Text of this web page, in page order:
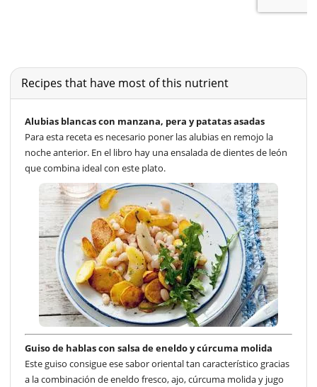
Recipes that have most of this nutrient
Alubias blancas con manzana, pera y patatas asadas
Para esta receta es necesario poner las alubias en remojo la
noche anterior. En el libro hay una ensalada de dientes de león
que combina ideal con este plato.
Guiso de hablas con salsa de eneldo y cúrcuma molida
Este guiso consigue ese sabor oriental tan característico gracias
a la combinación de eneldo fresco, ajo, cúrcuma molida y jugo